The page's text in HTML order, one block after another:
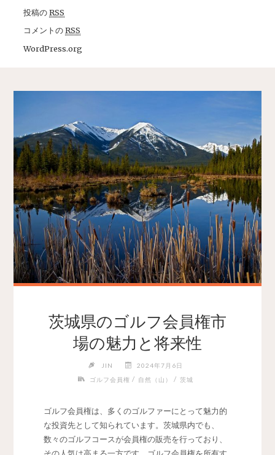
投稿のRSS
コメントのRSS
WordPress.org
茨城県のゴルフ会員権市
場の魅力と将来性
JIN
2024年7月6日
ゴルフ会員権 / 自然（山） / 茨城
ゴルフ会員権は、多くのゴルファーにとって魅力的
な投資先として知られています。 茨城県内でも、
数々のゴルフコースが会員権の販売を行っており、